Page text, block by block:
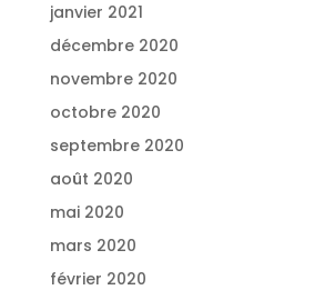
janvier 2021
décembre 2020
novembre 2020
octobre 2020
septembre 2020
août 2020
mai 2020
mars 2020
février 2020